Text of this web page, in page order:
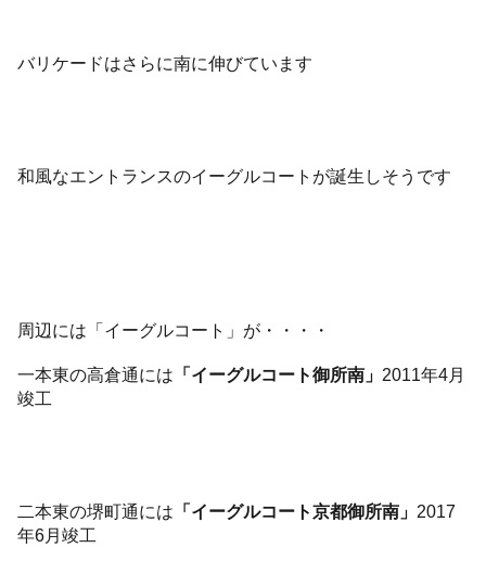
バリケードはさらに南に伸びています
和風なエントランスのイーグルコートが誕生しそうです
周辺には「イーグルコート」が・・・・
一本東の高倉通には 「イーグルコート御所南」 2011年4月
竣工
二本東の堺町通には 「イーグルコート京都御所南」 2017
年6月竣工